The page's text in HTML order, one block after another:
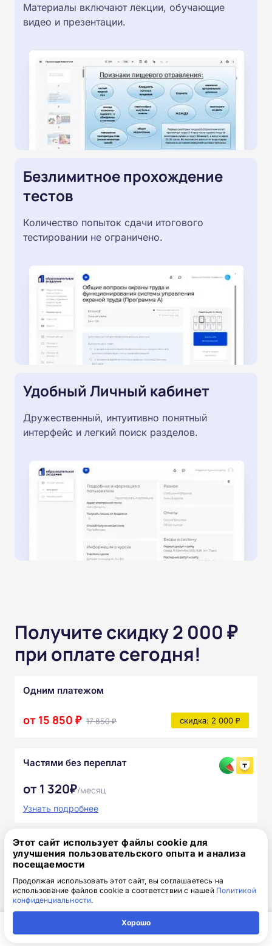
Материалы включают лекции, обучающие
видео и презентации.
Безлимитное прохождение
тестов
Количество попыток сдачи итогового
тестировании не ограничено.
Удобный Личный кабинет
Дружественный, интуитивно понятный
интерфейс и легкий поиск разделов.
Получите скидку 2 000 ₽
при оплате сегодня!
Одним платежом
от 15 850 ₽ 17 850 ₽ скидка: 2 000 ₽
Частями без переплат
от 1 320₽/месяц
Узнать подробнее
Полный комплект официальных
Доступ к онлайн-платформе Академии
Учебно-методические материалы
Этот сайт использует файлы cookie для
улучшения пользовательского опыта и анализа
посещаемости
Продолжая использовать этот сайт, вы соглашаетесь на
использование файлов cookie в соответствии с нашей Политикой
конфиденциальности.
Хорошо